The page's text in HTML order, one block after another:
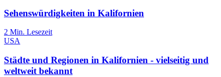
Sehenswürdigkeiten in Kalifornien
2 Min. Lesezeit
USA
Städte und Regionen in Kalifornien - vielseitig und
weltweit bekannt